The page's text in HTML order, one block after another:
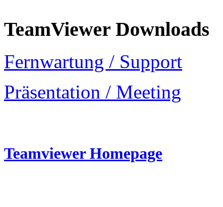
TeamViewer Downloads
Fernwartung / Support
Präsentation / Meeting
Teamviewer Homepage